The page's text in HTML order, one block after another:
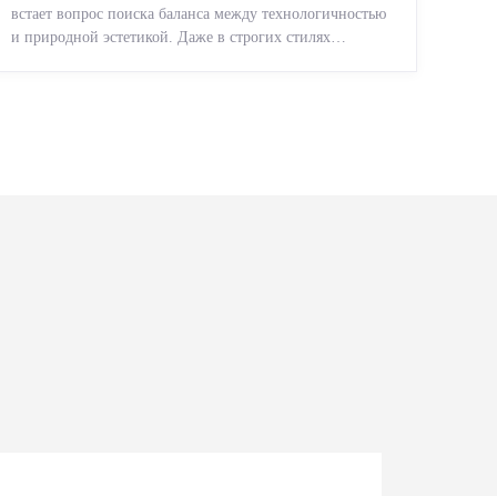
встает вопрос поиска баланса между технологичностью
и природной эстетикой. Даже в строгих стилях